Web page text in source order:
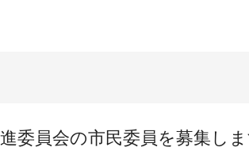
委員会の市民委員を募集し